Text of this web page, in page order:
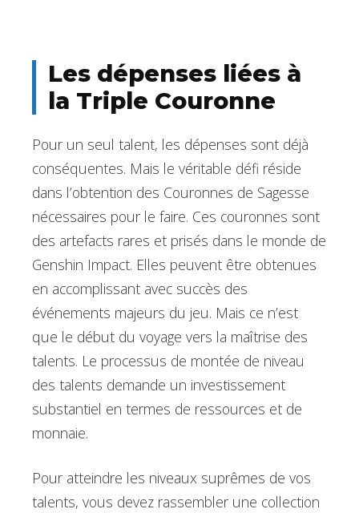
Les dépenses liées à
la Triple Couronne
Pour un seul talent, les dépenses sont déjà
conséquentes. Mais le véritable défi réside
dans l’obtention des Couronnes de Sagesse
nécessaires pour le faire. Ces couronnes sont
des artefacts rares et prisés dans le monde de
Genshin Impact. Elles peuvent être obtenues
en accomplissant avec succès des
événements majeurs du jeu. Mais ce n’est
que le début du voyage vers la maîtrise des
talents. Le processus de montée de niveau
des talents demande un investissement
substantiel en termes de ressources et de
monnaie.
Pour atteindre les niveaux suprêmes de vos
talents, vous devez rassembler une collection